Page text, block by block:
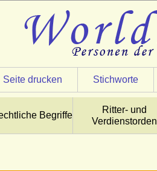
Seite drucken Stichworte
Begriffe
Ritter- und
Verdienstorden